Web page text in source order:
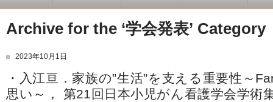
Archive for the ‘学会発表’ Category
2023年10月1日
・入江亘．家族の”生活”を支える重要性～
思い～， 第21回日本小児がん看護学会学